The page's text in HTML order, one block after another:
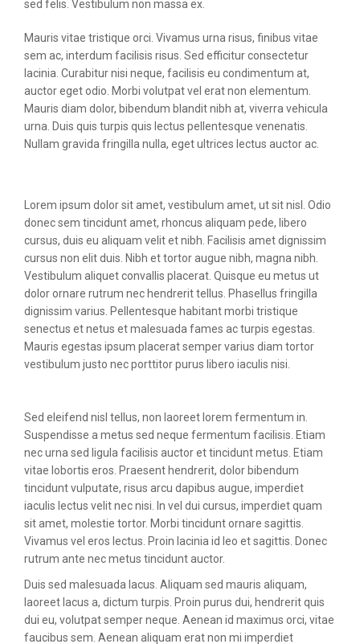
sed felis. Vestibulum non massa ex.
Mauris vitae tristique orci. Vivamus urna risus, finibus vitae
sem ac, interdum facilisis risus. Sed efficitur consectetur
lacinia. Curabitur nisi neque, facilisis eu condimentum at,
auctor eget odio. Morbi volutpat vel erat non elementum.
Mauris diam dolor, bibendum blandit nibh at, viverra vehicula
urna. Duis quis turpis quis lectus pellentesque venenatis.
Nullam gravida fringilla nulla, eget ultrices lectus auctor ac.
Lorem ipsum dolor sit amet, vestibulum amet, ut sit nisl. Odio
donec sem tincidunt amet, rhoncus aliquam pede, libero
cursus, duis eu aliquam velit et nibh. Facilisis amet dignissim
cursus non elit duis. Nibh et tortor augue nibh, magna nibh.
Vestibulum aliquet convallis placerat. Quisque eu metus ut
dolor ornare rutrum nec hendrerit tellus. Phasellus fringilla
dignissim varius. Pellentesque habitant morbi tristique
senectus et netus et malesuada fames ac turpis egestas.
Mauris egestas ipsum placerat semper varius diam tortor
vestibulum justo nec porttitor purus libero iaculis nisi.
Sed eleifend nisl tellus, non laoreet lorem fermentum in.
Suspendisse a metus sed neque fermentum facilisis. Etiam
nec urna sed ligula facilisis auctor et tincidunt metus. Etiam
vitae lobortis eros. Praesent hendrerit, dolor bibendum
tincidunt vulputate, risus arcu dapibus augue, imperdiet
iaculis lectus velit nec nisi. In vel dui cursus, imperdiet quam
sit amet, molestie tortor. Morbi tincidunt ornare sagittis.
Vivamus vel eros lectus. Proin lacinia id leo et sagittis. Donec
rutrum ante nec metus tincidunt auctor.
Duis sed malesuada lacus. Aliquam sed mauris aliquam,
laoreet lacus a, dictum turpis. Proin purus dui, hendrerit quis
dui eu, volutpat semper neque. Aenean id maximus orci, vitae
faucibus sem. Aenean aliquam erat non mi imperdiet